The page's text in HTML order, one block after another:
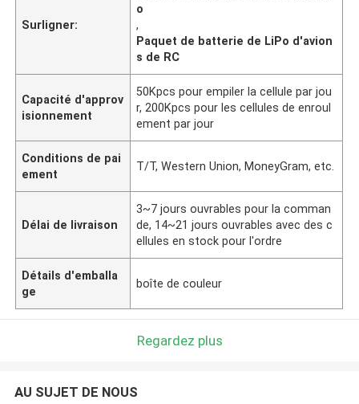
Surligner:
o
,
Paquet de batterie de LiPo d'avion
s de RC
Capacité d'approv
isionnement
50Kpcs pour empiler la cellule par jou
r, 200Kpcs pour les cellules de enroul
ement par jour
Conditions de pai
ement
T/T, Western Union, MoneyGram, etc.
Délai de livraison
3~7 jours ouvrables pour la comman
de, 14~21 jours ouvrables avec des c
ellules en stock pour l'ordre
Détails d'emballa
ge
boîte de couleur
Regardez plus
AU SUJET DE NOUS